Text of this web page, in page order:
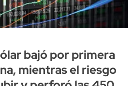
bajó por primera
mientras el riesgo